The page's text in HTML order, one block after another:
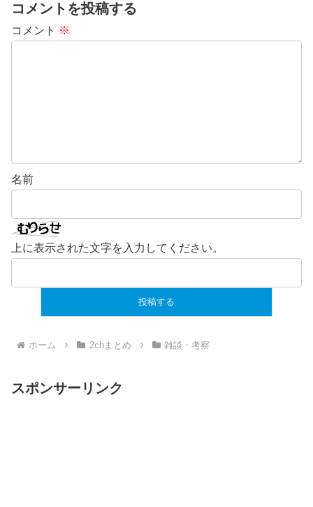
コメントを投稿する
コメント ※
名前
上に表示された文字を入力してください。
ホーム 2chまとめ 雑談・考察
スポンサーリンク